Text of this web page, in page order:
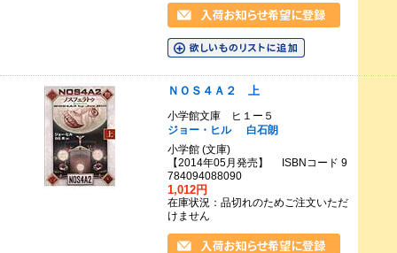
ＮＯＳ４Ａ２ 上
小学館文庫 ヒ１ー５
ジョー・ヒル
白石朗
小学館 (文庫)
【2014年05月発売】 ISBNコード 9
784094088090
1,012円
在庫状況：品切れのためご注文いただ
けません